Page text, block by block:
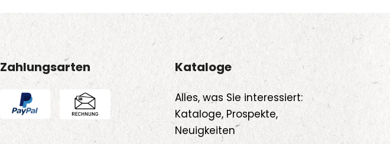
Zahlungsarten Kataloge
Alles, was Sie interessiert:
Kataloge, Prospekte,
Neuigkeiten